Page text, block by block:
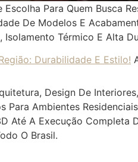
Para Quem Busca
De Modelos E
Isolamento Térmico E Alta
Durabilidade E Estilo!
Design De
Para Ambientes
Até A Execução Completa
O Brasil.